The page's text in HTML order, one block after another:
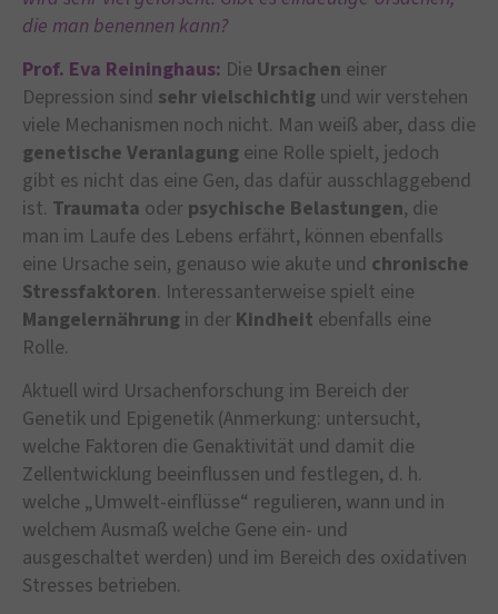
die man benennen kann?
Prof. Eva Reininghaus: Die Ursachen einer
Depression sind sehr vielschichtig und wir verstehen
viele Mechanismen noch nicht. Man weiß aber, dass die
genetische Veranlagung eine Rolle spielt, jedoch
gibt es nicht das eine Gen, das dafür ausschlaggebend
ist. Traumata oder psychische Belastungen, die
man im Laufe des Lebens erfährt, können ebenfalls
eine Ursache sein, genauso wie akute und chronische
Stressfaktoren. Interessanterweise spielt eine
Mangelernährung in der Kindheit ebenfalls eine
Rolle.
Aktuell wird Ursachenforschung im Bereich der
Genetik und Epigenetik (Anmerkung: untersucht,
welche Faktoren die Genaktivität und damit die
Zellentwicklung beeinflussen und festlegen, d. h.
welche „Umwelt-einflüsse“ regulieren, wann und in
welchem Ausmaß welche Gene ein- und
ausgeschaltet werden) und im Bereich des oxidativen
Stresses betrieben.